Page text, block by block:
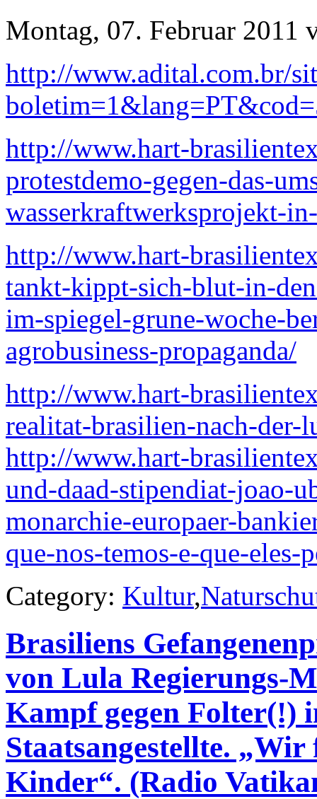
Montag, 07. Februar 2011
http://www.adital.com.br/
http://www.hart-
protestdemo-gegen-das-
wasserkraftwerksprojekt-
http://www.hart-
tankt-kippt-sich-blut-in-
im-spiegel-grune-woche-
agrobusiness-propaganda/
http://www.hart-
realitat-brasilien-nach-der-
http://www.hart-
und-daad-stipendiat-joao-
monarchie-europaer-
que-nos-temos-e-que-eles-
Category: Kultur,
Brasiliens
von Lula Regierungs-
Kampf gegen Folter(!)
Staatsangestellte.
Kinder“. (Radio